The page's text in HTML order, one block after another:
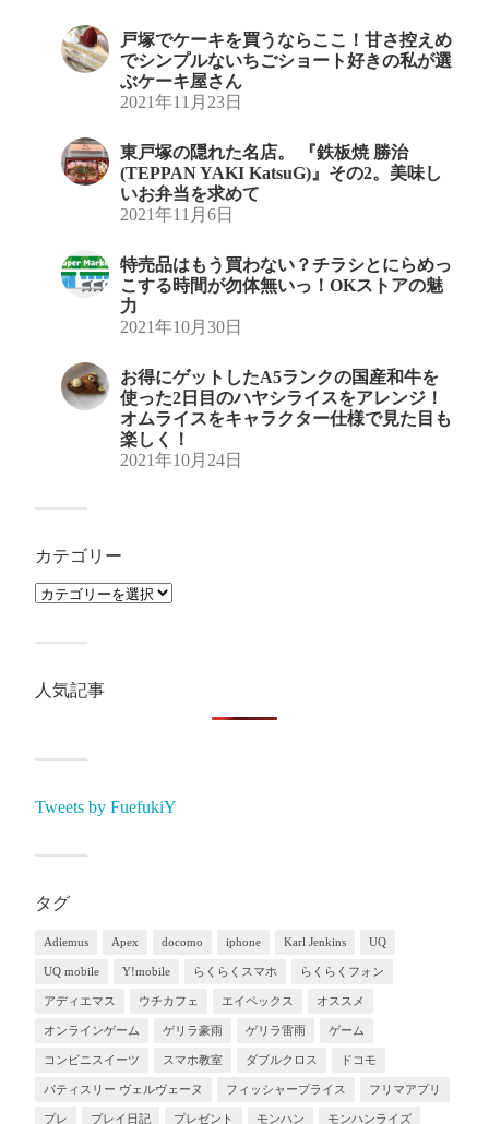
戸塚でケーキを買うならここ！甘さ控えめ
でシンプルないちごショート好きの私が選
ぶケーキ屋さん
2021年11月23日
東戸塚の隠れた名店。 『鉄板焼 勝治
(TEPPAN YAKI KatsuG)』その2。美味し
いお弁当を求めて
2021年11月6日
特売品はもう買わない？チラシとにらめっ
こする時間が勿体無いっ！OKストアの魅
力
2021年10月30日
お得にゲットしたA5ランクの国産和牛を
使った2日目のハヤシライスをアレンジ！
オムライスをキャラクター仕様で見た目も
楽しく！
2021年10月24日
カテゴリー
人気記事
Tweets by FuefukiY
タグ
Adiemus Apex docomo iphone Karl Jenkins UQ
UQ mobile Y!mobile らくらくスマホ らくらくフォン
アディエマス ウチカフェ エイペックス オススメ
オンラインゲーム ゲリラ豪雨 ゲリラ雷雨 ゲーム
コンビニスイーツ スマホ教室 ダブルクロス ドコモ
パティスリー ヴェルヴェーヌ フィッシャープライス フリマアプリ
プレ プレイ日記 プレゼント モンハン モンハンライズ